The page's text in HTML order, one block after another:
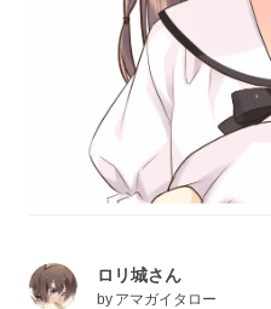
ロリ城さん
by アマガイタロー